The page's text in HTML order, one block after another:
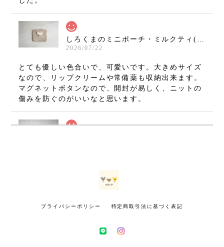
2026/07/22
とても優しい色合いで、可愛いです。大きめサイズ
なので、リップクリームや常備薬も収納出来ます。
マグネットボタンなので、開封が易しく、ニットの
傷みを防ぐのがいいなと思います。
す！ 大切に使いたいと思います。 ありがとうござ
2026/07/02
プライバシーポリシー 特定商取引法に基づく表記